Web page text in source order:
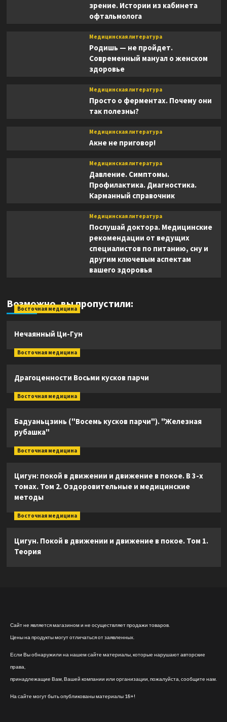
зрение. Истории из кабинета
офтальмолога
Медицинская литература
Родишь — не пройдет.
Современный мануал о женском
здоровье
Медицинская литература
Просто о ферментах. Почему они
так полезны?
Медицинская литература
Акне не приговор!
Медицинская литература
Давление. Симптомы.
Профилактика. Диагностика.
Карманный справочник
Медицинская литература
Послушай доктора. Медицинские
рекомендации от ведущих
специалистов по питанию, сну и
другим ключевым аспектам
вашего здоровья
Возможно, вы пропустили:
Восточная медицина
Нечаянный Ци-Гун
Восточная медицина
Драгоценности Восьми кусков парчи
Восточная медицина
Бадуаньцзинь ("Восемь кусков парчи"). "Железная
рубашка"
Восточная медицина
Цигун: покой в движении и движение в покое. В 3-х
томах. Том 2. Оздоровительные и медицинские
методы
Восточная медицина
Цигун. Покой в движении и движение в покое. Том 1.
Теория
Сайт не является магазином и не осуществляет продажи товаров.
Цены на продукты могут отличаться от заявленных.
Если Вы обнаружили на нашем сайте материалы, которые нарушают авторские
права,
принадлежащие Вам, Вашей компании или организации, пожалуйста, сообщите нам.
На сайте могут быть опубликованы материалы 18+!